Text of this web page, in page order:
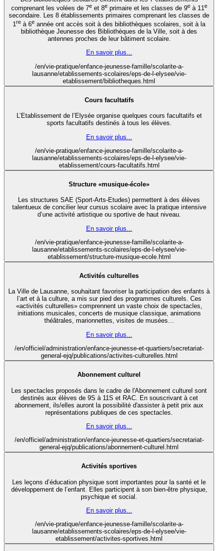
comprenant les volées de 7eet 8eprimaire et les classes de 9eà 11e
secondaire. Les 8 établissements primaires comprenant les classes de
1re à 6e année ont accès soit à des bibliothèques scolaires, soit à la
bibliothèque Jeunesse des Bibliothèques de la Ville, soit à des
antennes proches de leur bâtiment scolaire.
En savoir plus...
/en/vie-pratique/enfance-jeunesse-famille/scolarite-a-
lausanne/etablissements-scolaires/eps-de-l-elysee/vie-
etablissement/bibliotheques.html
Cours facultatifs
L’Etablissement de l’Elysée organise quelques cours facultatifs et
sports facultatifs destinés à tous les élèves.
En savoir plus...
/en/vie-pratique/enfance-jeunesse-famille/scolarite-a-
lausanne/etablissements-scolaires/eps-de-l-elysee/vie-
etablissement/cours-facultatifs.html
Structure «musique-école»
Les structures SAE (Sport-Arts-Etudes) permettent à des élèves
talentueux de concilier leur cursus scolaire avec la pratique intensive
d’une activité artistique ou sportive de haut niveau.
En savoir plus...
/en/vie-pratique/enfance-jeunesse-famille/scolarite-a-
lausanne/etablissements-scolaires/eps-de-l-elysee/vie-
etablissement/structure-musique-ecole.html
Activités culturelles
La Ville de Lausanne, souhaitant favoriser la participation des enfants à
l’art et à la culture, a mis sur pied des programmes culturels. Ces
«activités culturelles» comprennent un vaste choix de spectacles,
initiations musicales, concerts de musique classique, animations
théâtrales, marionnettes, visites de musées…
En savoir plus...
/en/officiel/administration/enfance-jeunesse-et-quartiers/secretariat-
general-ejq/publications/activites-culturelles.html
Abonnement culturel
Les spectacles proposés dans le cadre de l'Abonnement culturel sont
destinés aux élèves de 9S à 11S et RAC. En souscrivant à cet
abonnement, ils/elles auront la possibilité d'assister à petit prix aux
représentations publiques de ces spectacles.
En savoir plus...
/en/officiel/administration/enfance-jeunesse-et-quartiers/secretariat-
general-ejq/publications/abonnement-culturel.html
Activités sportives
Les leçons d’éducation physique sont importantes pour la santé et le
développement de l’enfant. Elles participent à son bien-être physique,
psychique et social.
En savoir plus...
/en/vie-pratique/enfance-jeunesse-famille/scolarite-a-
lausanne/etablissements-scolaires/eps-de-l-elysee/vie-
etablissement/activites-sportives.html